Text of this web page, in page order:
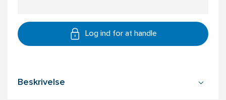
Log ind for at handle
Beskrivelse